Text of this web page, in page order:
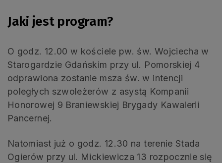
Jaki jest program?
O godz. 12.00 w kościele pw. św. Wojciecha w
Starogardzie Gdańskim przy ul. Pomorskiej 4
odprawiona zostanie msza św. w intencji
poległych szwoleżerów z asystą Kompanii
Honorowej 9 Braniewskiej Brygady Kawalerii
Pancernej.
Natomiast już o godz. 12.30 na terenie Stada
Ogierów przy ul. Mickiewicza 13 rozpocznie się